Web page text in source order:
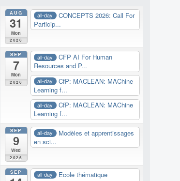
AUG
31
Mon
2026
all-day
CONCEPTS 2026: Call For
Particip...
SEP
7
Mon
2026
all-day
CFP AI For Human
Resources and P...
all-day
CfP: MACLEAN: MAChine
Learning f...
all-day
CfP: MACLEAN: MAChine
Learning f...
SEP
9
Wed
2026
all-day
Modèles et apprentissages
en sci...
SEP all-day
Ecole thématique